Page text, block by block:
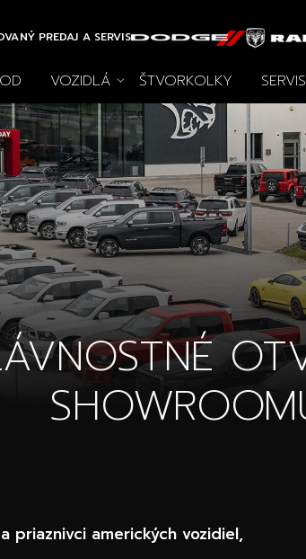
PREDAJ A SERVIS
VOZIDLÁ
Nové
vozidlá
Autooutlet
Design
ŠTVORKOLKY SERVIS
Všetky príslušenstva
Novinky Špeciálne
priaznivci amerických vozidiel,